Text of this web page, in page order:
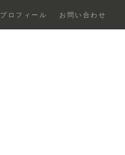
プロフィール お問い合わせ